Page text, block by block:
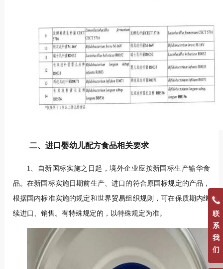
二、进口婴幼儿配方食品相关要求
1、自新国标实施之日起，境外企业应按新国标生产输华食
品。在新国标实施日期前生产、进口的符合原国标规定的产品，
根据国内标准实施的规定和世界贸易组织规则，可在保质期内继
续进口、销售。有特殊规定的，以特殊规定为准。
联
系
我
们